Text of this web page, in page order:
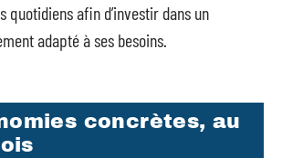
quotidiens afin d’investir dans un
adapté à ses besoins.
concrètes, au